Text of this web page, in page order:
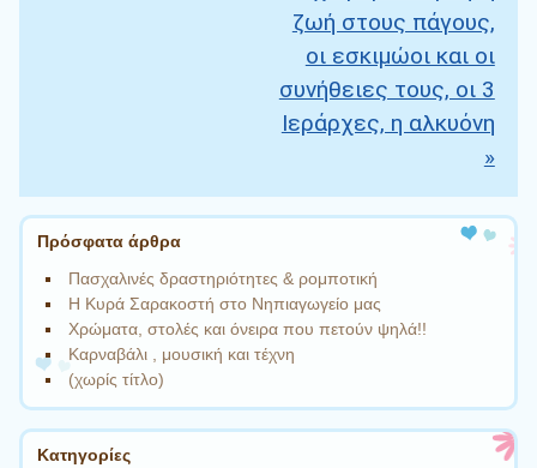
ζωή στους πάγους,
οι εσκιμώοι και οι
συνήθειες τους, οι 3
Ιεράρχες, η αλκυόνη
»
Πρόσφατα άρθρα
Πασχαλινές δραστηριότητες & ρομποτική
Η Κυρά Σαρακοστή στο Νηπιαγωγείο μας
Χρώματα, στολές και όνειρα που πετούν ψηλά!!
Καρναβάλι , μουσική και τέχνη
(χωρίς τίτλο)
Kατηγορίες